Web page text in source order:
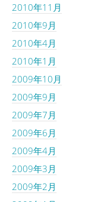
2010年11月
2010年9月
2010年4月
2010年1月
2009年10月
2009年9月
2009年7月
2009年6月
2009年4月
2009年3月
2009年2月